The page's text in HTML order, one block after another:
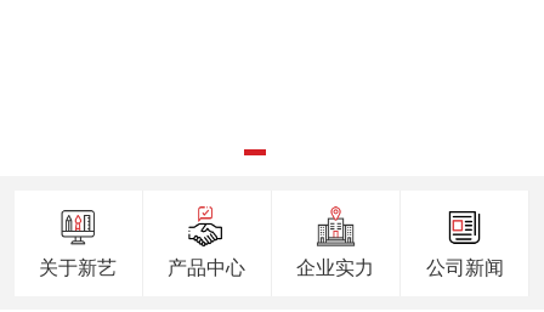
关于新艺 产品中心 企业实力 公司新闻